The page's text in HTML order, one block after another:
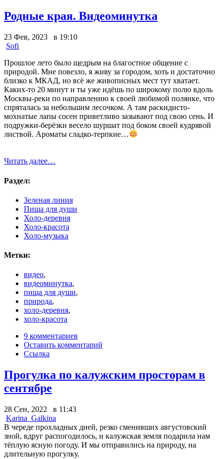
Родные края. Видеоминутка
23 Фев, 2023 в 19:10
Sofi
Прошлое лето было щедрым на благостное общение с
природой. Мне повезло, я живу за городом, хоть и достаточно
близко к МКАД, но всё же живописных мест тут хватает.
Каких-то 20 минут и ты уже идёшь по широкому полю вдоль
Москвы-реки по направлению к своей любимой полянке, что
спряталась за небольшим лесочком. А там раскидисто-
мохнатые лапы сосен приветливо зазывают под свою сень. И
подружки-берёзки весело шуршат под боком своей кудрявой
листвой. Ароматы сладко-терпкие…
Читать далее…
Раздел:
Зеленая линия
Пища для души
Холо-деревня
Холо-красота
Холо-музыка
Метки:
видео,
видеоминутка,
пища для души,
природа,
холо-деревня,
холо-красота
9 комментариев
Оставить комментарий
Ссылка
Прогулка по калужским просторам в
сентябре
28 Сен, 2022 в 11:43
Karina_Galkina
В череде прохладных дней, резко сменивших августовский
зной, вдруг распогодилось, и калужская земля подарила нам
тёплую ясную погоду. И мы отправились на природу, на
длительную прогулку.